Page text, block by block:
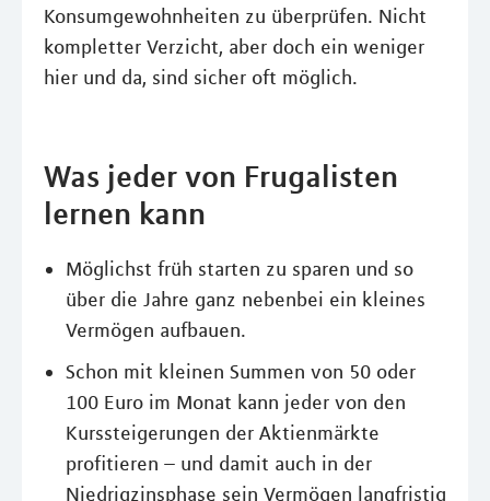
Konsumgewohnheiten zu überprüfen. Nicht
kompletter Verzicht, aber doch ein weniger
hier und da, sind sicher oft möglich.
Was jeder von Frugalisten
lernen kann
Möglichst früh starten zu sparen und so
über die Jahre ganz nebenbei ein kleines
Vermögen aufbauen.
Schon mit kleinen Summen von 50 oder
100 Euro im Monat kann jeder von den
Kurssteigerungen der Aktienmärkte
profitieren – und damit auch in der
Niedrigzinsphase sein Vermögen langfristig